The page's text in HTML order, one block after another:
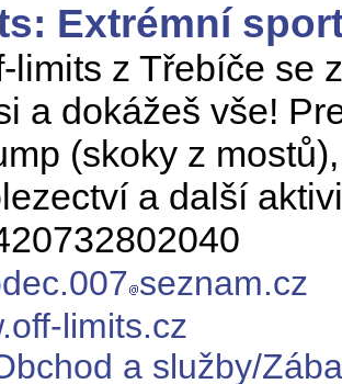
Extrémní
limits z Třebíče se
a dokážeš vše!
(skoky z
a další
seznam.cz
limits.cz
a služby/